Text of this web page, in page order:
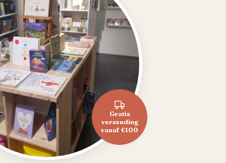
Gratis
verzending
vanaf €100